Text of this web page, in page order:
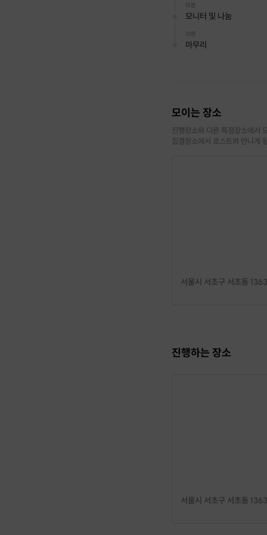
15분
모니터 및 나눔
10분
마무리
모이는 장소
진행장소와 다른 특정장소에서
집결장소에서 호스트와 만나게
서울시 서초구 서초동
진행하는 장소
서울시 서초구 서초동